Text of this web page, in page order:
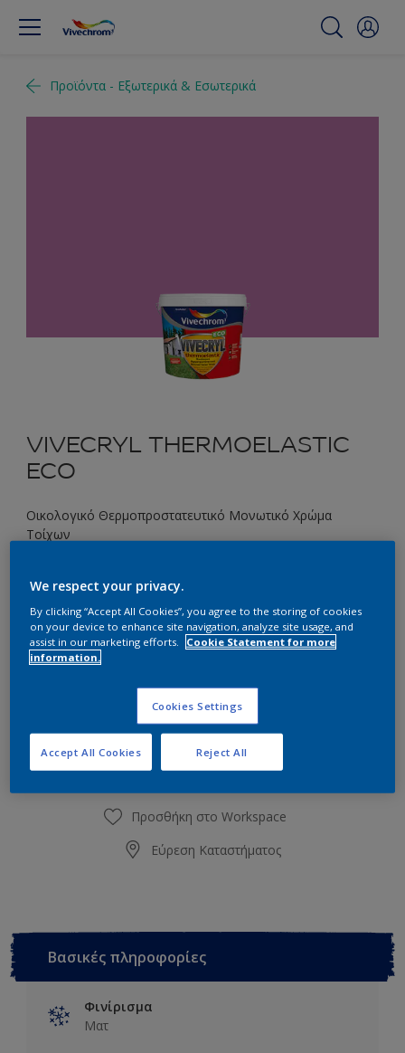
Προϊόντα - Εξωτερικά & Εσωτερικά
VIVECRYL THERMOELASTIC
ECO
Οικολογικό Θερμοπροστατευτικό Μονωτικό Χρώμα
Τοίχων
93RB 27/376 Rosita
Συσκευασία
Ποσότητα Υπολογισμός χρώματος
Υπολογισμός
Προσθήκη στο Workspace
Εύρεση Καταστήματος
Βασικές πληροφορίες
Φινίρισμα
Ματ
We respect your privacy.
By clicking “Accept All Cookies”, you agree to the storing of cookies
on your device to enhance site navigation, analyze site usage, and
assist in our marketing efforts.
Cookie Statement for more
information.
Cookies Settings
Reject All
Accept All Cookies